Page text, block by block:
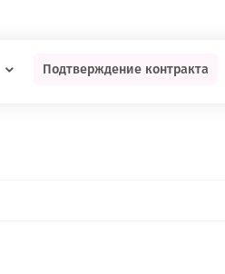
Подтверждение контракта